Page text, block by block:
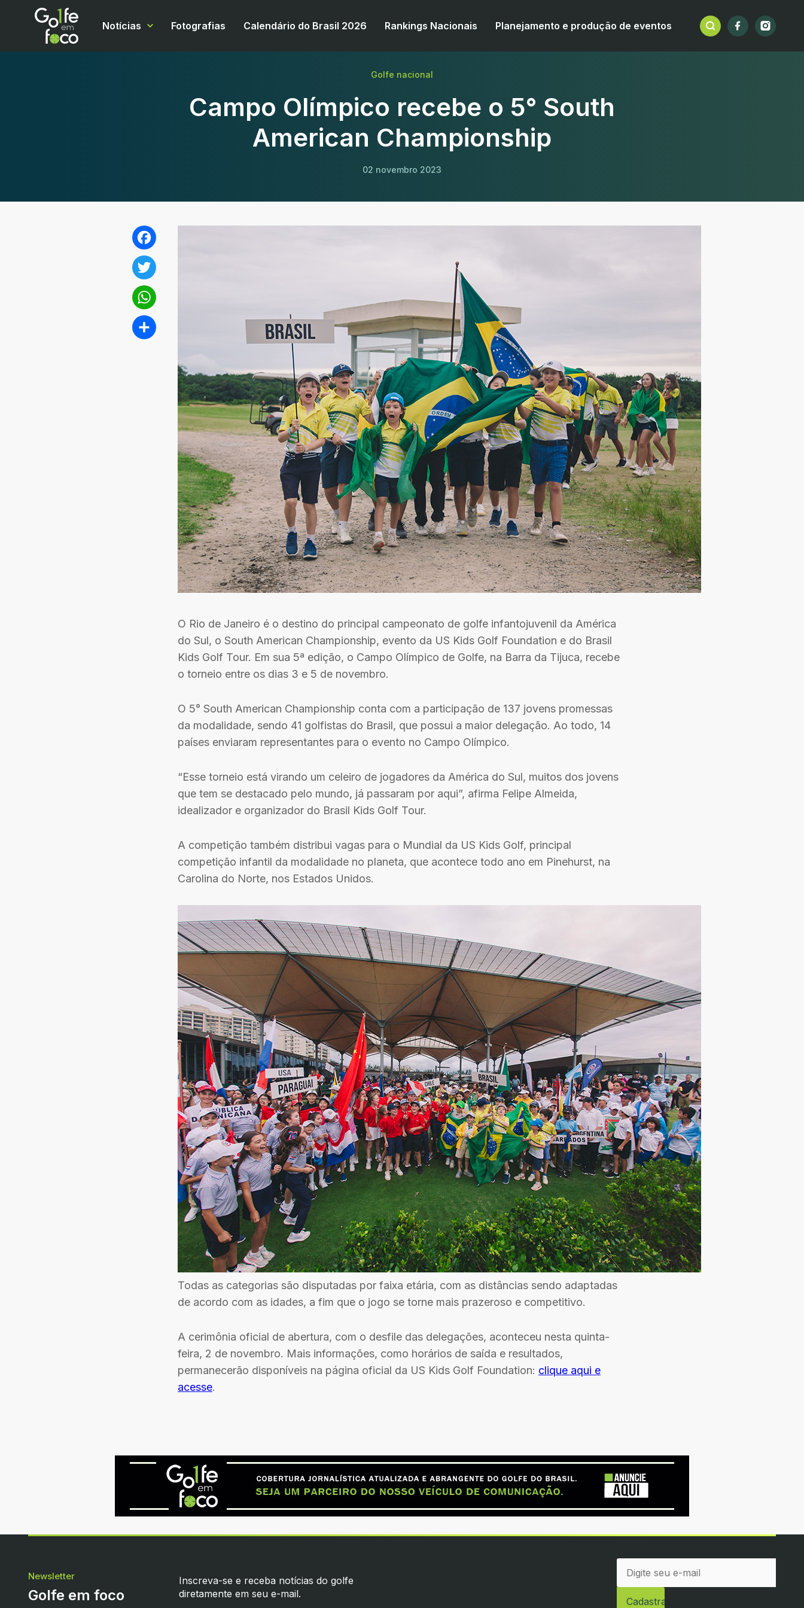
Notícias Fotografias Calendário do Brasil 2026 Rankings Nacionais Planejamento e produção de eventos
Golfe nacional
Campo Olímpico recebe o 5° South
American Championship
02 novembro 2023
O Rio de Janeiro é o destino do principal campeonato de golfe infantojuvenil da América
do Sul, o South American Championship, evento da US Kids Golf Foundation e do Brasil
Kids Golf Tour. Em sua 5ª edição, o Campo Olímpico de Golfe, na Barra da Tijuca, recebe
o torneio entre os dias 3 e 5 de novembro.
O 5° South American Championship conta com a participação de 137 jovens promessas
da modalidade, sendo 41 golfistas do Brasil, que possui a maior delegação. Ao todo, 14
países enviaram representantes para o evento no Campo Olímpico.
“Esse torneio está virando um celeiro de jogadores da América do Sul, muitos dos jovens
que tem se destacado pelo mundo, já passaram por aqui”, afirma Felipe Almeida,
idealizador e organizador do Brasil Kids Golf Tour.
A competição também distribui vagas para o Mundial da US Kids Golf, principal
competição infantil da modalidade no planeta, que acontece todo ano em Pinehurst, na
Carolina do Norte, nos Estados Unidos.
Todas as categorias são disputadas por faixa etária, com as distâncias sendo adaptadas
de acordo com as idades, a fim que o jogo se torne mais prazeroso e competitivo.
A cerimônia oficial de abertura, com o desfile das delegações, aconteceu nesta quinta-
feira, 2 de novembro. Mais informações, como horários de saída e resultados,
permanecerão disponíveis na página oficial da US Kids Golf Foundation: clique aqui e
acesse.
Facebook
Twitter
WhatsApp
Compartilhar
Newsletter
Golfe em foco
Inscreva-se e receba notícias do golfe
diretamente em seu e-mail.